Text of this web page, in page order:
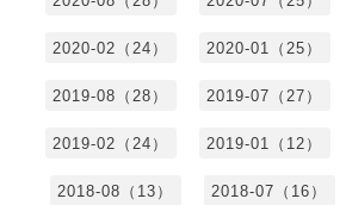
2020-02（24） 2020-01（25）
2019-08（28） 2019-07（27）
2019-02（24） 2019-01（12）
2018-08（13） 2018-07（16）